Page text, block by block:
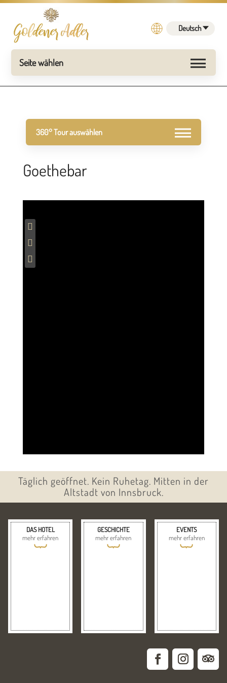
Deutsch
Goethebar
Täglich geöffnet. Kein Ruhetag. Mitten in der
Altstadt von Innsbruck.
DAS HOTEL
mehr erfahren
{
GESCHICHTE
mehr erfahren
{
EVENTS
mehr erfahren
{